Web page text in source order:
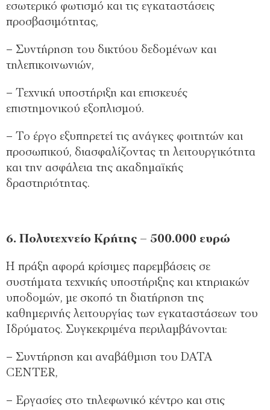
εσωτερικό φωτισμό και τις εγκαταστάσεις
προσβασιμότητας,
– Συντήρηση του δικτύου δεδομένων και
τηλεπικοινωνιών,
– Τεχνική υποστήριξη και επισκευές
επιστημονικού εξοπλισμού.
– Το έργο εξυπηρετεί τις ανάγκες φοιτητών και
προσωπικού, διασφαλίζοντας τη λειτουργικότητα
και την ασφάλεια της ακαδημαϊκής
δραστηριότητας.
6. Πολυτεχνείο Κρήτης – 500.000 ευρώ
Η πράξη αφορά κρίσιμες παρεμβάσεις σε
συστήματα τεχνικής υποστήριξης και κτηριακών
υποδομών, με σκοπό τη διατήρηση της
καθημερινής λειτουργίας των εγκαταστάσεων του
Ιδρύματος. Συγκεκριμένα περιλαμβάνονται:
– Συντήρηση και αναβάθμιση του DATA
CENTER,
– Εργασίες στο τηλεφωνικό κέντρο και στις